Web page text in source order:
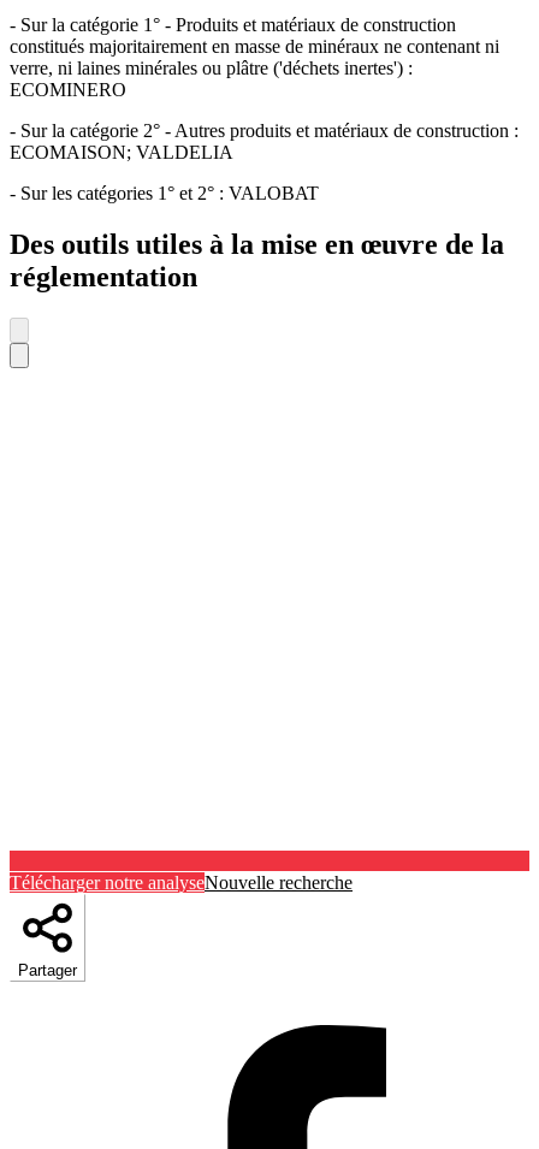
- Sur la catégorie 1° - Produits et matériaux de construction
constitués majoritairement en masse de minéraux ne contenant ni
verre, ni laines minérales ou plâtre ('déchets inertes') :
ECOMINERO
- Sur la catégorie 2° - Autres produits et matériaux de construction :
ECOMAISON; VALDELIA
- Sur les catégories 1° et 2° : VALOBAT
Des outils utiles à la mise en œuvre de la
réglementation
Télécharger notre analyseNouvelle recherche
Partager